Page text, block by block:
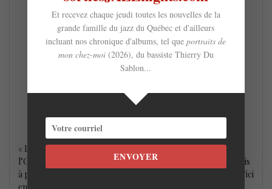
« La Série Solistes définit les prochains concerts de
l’Orchestre national de jazz de Montréal. Celle-ci vise à la fois
à présenter plusieurs volets de la création contemporaine d’ici
Et recevez chaque jeudi toutes les nouvelles de la
grande famille du jazz du Québec et d'ailleurs
incluant nos chronique d'albums, tel queportraits de
mon chez-moi (2026), du bassiste Thierry Du
Sablon...
ENVOYER